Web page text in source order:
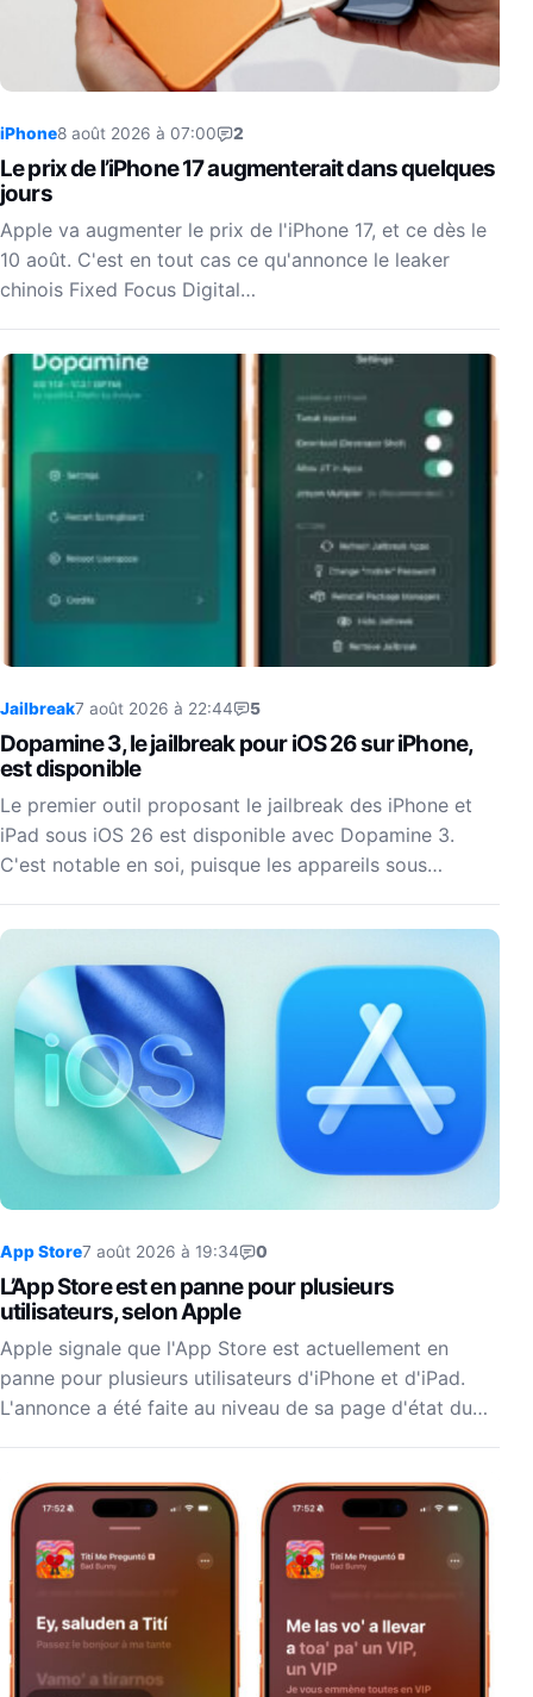
iPhone8 août 2026 à 07:00 2
Le prix de l’iPhone 17 augmenterait dans quelques
jours
Apple va augmenter le prix de l'iPhone 17, et ce dès le
10 août. C'est en tout cas ce qu'annonce le leaker
chinois Fixed Focus Digital…
Jailbreak7 août 2026 à 22:44 5
Dopamine 3, le jailbreak pour iOS 26 sur iPhone,
est disponible
Le premier outil proposant le jailbreak des iPhone et
iPad sous iOS 26 est disponible avec Dopamine 3.
C'est notable en soi, puisque les appareils sous…
App Store7 août 2026 à 19:34 0
L’App Store est en panne pour plusieurs
utilisateurs, selon Apple
Apple signale que l'App Store est actuellement en
panne pour plusieurs utilisateurs d'iPhone et d'iPad.
L'annonce a été faite au niveau de sa page d'état du…